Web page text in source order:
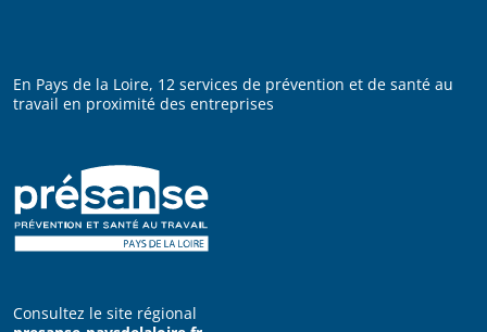
En Pays de la Loire, 12 services de prévention et de santé au
travail en proximité des entreprises
Consultez le site régional